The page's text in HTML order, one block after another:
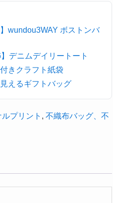
wundou3WAY ボストンバ
デニムデイリートート
きクラフト紙袋
えるギフトバッグ
プリント ,不織布バッグ、不